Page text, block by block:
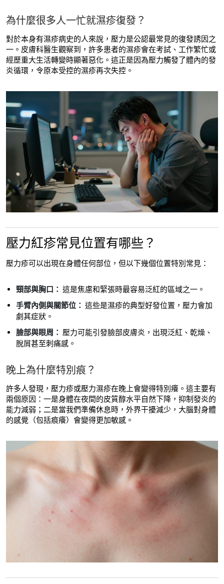
為什麼很多人一忙就濕疹復發？
對於本身有濕疹病史的人來說，壓力是公認最常見的復發誘因之
一。皮膚科醫生觀察到，許多患者的濕疹會在考試、工作繁忙或
經歷重大生活轉變時顯著惡化。這正是因為壓力觸發了體內的發
炎循環，令原本受控的濕疹再次失控。
壓力紅疹常見位置有哪些？
壓力疹可以出現在身體任何部位，但以下幾個位置特別常見：
頸部與胸口： 這是焦慮和緊張時最容易泛紅的區域之一。
手臂內側與關節位： 這些是濕疹的典型好發位置，壓力會加
劇其症狀。
臉部與眼周： 壓力可能引發臉部皮膚炎，出現泛紅、乾燥、
脫屑甚至刺痛感。
晚上為什麼特別痕？
許多人發現，壓力疹或壓力濕疹在晚上會變得特別癢。這主要有
兩個原因：一是身體在夜間的皮質醇水平自然下降，抑制發炎的
能力減弱；二是當我們準備休息時，外界干擾減少，大腦對身體
的感覺（包括痕癢）會變得更加敏感。